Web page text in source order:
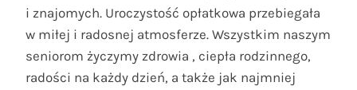
i znajomych. Uroczystość opłatkowa przebiegała
w miłej i radosnej atmosferze. Wszystkim naszym
seniorom życzymy zdrowia , ciepła rodzinnego,
radości na każdy dzień, a także jak najmniej